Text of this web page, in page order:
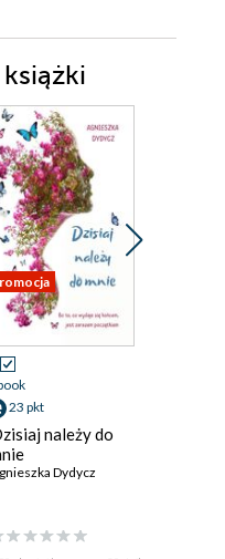
23 pkt
należy do
Dydycz